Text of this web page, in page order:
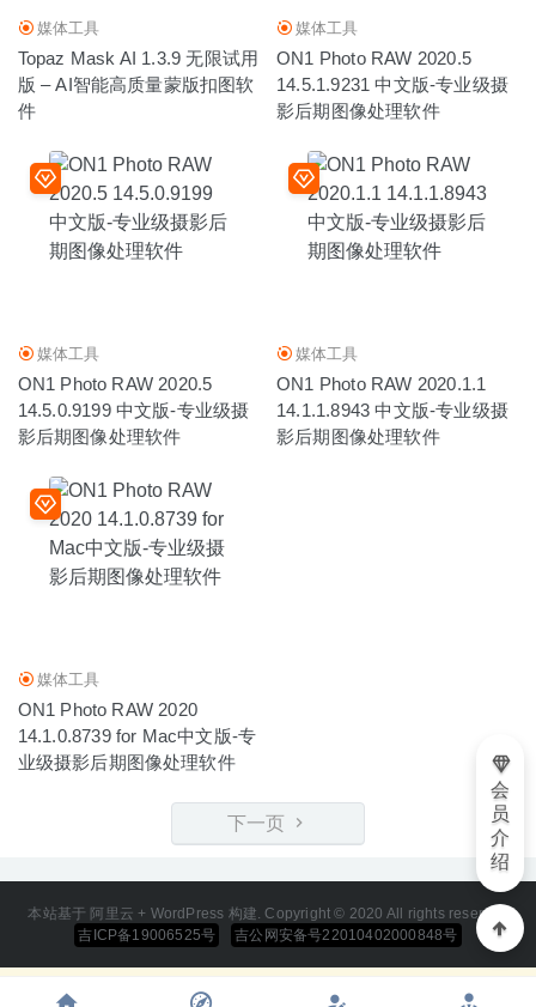
媒体工具
Topaz Mask AI 1.3.9 无限试用
版 – AI智能高质量蒙版扣图软
件
媒体工具
ON1 Photo RAW 2020.5
14.5.1.9231 中文版-专业级摄
影后期图像处理软件
媒体工具
ON1 Photo RAW 2020.5
14.5.0.9199 中文版-专业级摄
影后期图像处理软件
媒体工具
ON1 Photo RAW 2020.1.1
14.1.1.8943 中文版-专业级摄
影后期图像处理软件
媒体工具
ON1 Photo RAW 2020
14.1.0.8739 for Mac中文版-专
业级摄影后期图像处理软件
下一页
本站基于 阿里云 + WordPress 构建. Copyright © 2020 All rights reserved
吉ICP备19006525号
吉公网安备号22010402000848号
会
员
介
绍